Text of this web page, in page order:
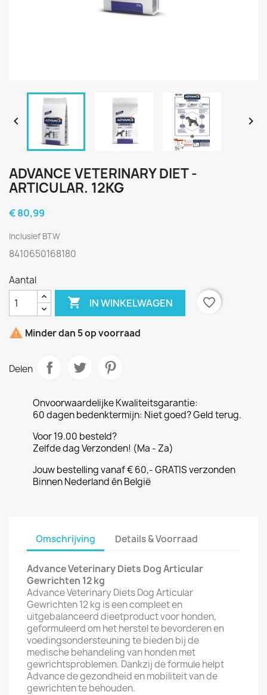
 
ADVANCE VETERINARY DIET -
ARTICULAR. 12KG
€ 80,99
Inclusief BTW
8410650168180
Aantal
 IN WINKELWAGEN favorite_border
 Minder dan 5 op voorraad
Delen
Onvoorwaardelijke Kwaliteitsgarantie:
60 dagen bedenktermijn: Niet goed? Geld terug.
Voor 19.00 besteld?
Zelfde dag Verzonden! (Ma - Za)
Jouw bestelling vanaf € 60,- GRATIS verzonden
Binnen Nederland én België
Omschrijving Details & Voorraad
Advance Veterinary Diets Dog Articular
Gewrichten 12 kg
Advance Veterinary Diets Dog Articular
Gewrichten 12 kg is een compleet en
uitgebalanceerd dieetproduct voor honden,
geformuleerd om het herstel te bevorderen en
voedingsondersteuning te bieden bij de
medische behandeling van honden met
gewrichtsproblemen. Dankzij de formule helpt
Advance de gezondheid en mobiliteit van de
gewrichten te behouden.